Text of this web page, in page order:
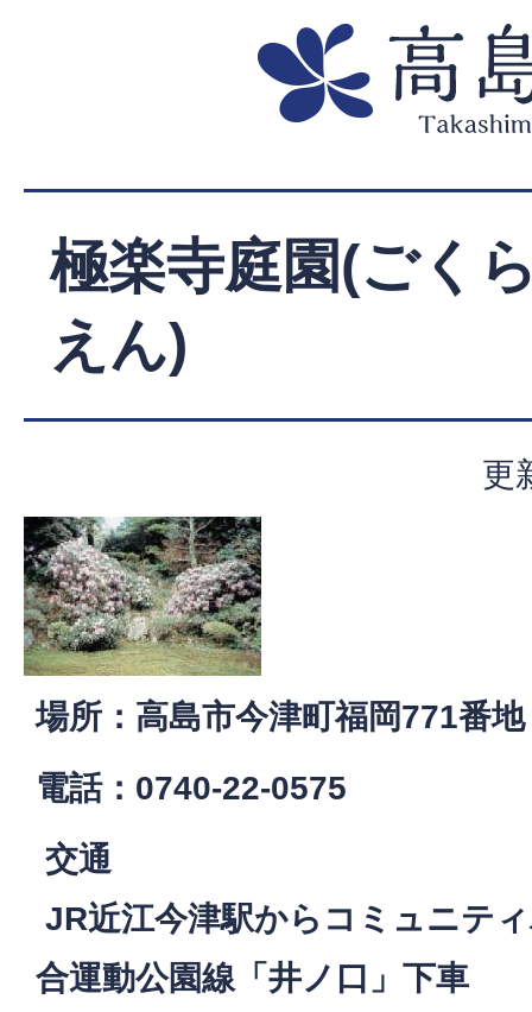
極楽寺庭園(ごく
えん)
更
場所：高島市今津町福岡771番地
電話：0740-22-0575
交通
JR近江今津駅からコミュニテ
合運動公園線「井ノ口」下車